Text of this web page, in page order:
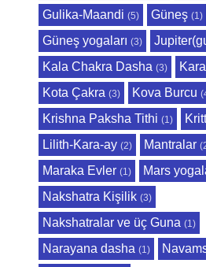
Gulika-Maandi (5) Güneş (1)
Güneş yogaları (3)
Kala Chakra Dasha (3)
Kota Çakra (3) Kova Burcu
Krishna Paksha Tithi (1)
Lilith-Kara-ay (2) Mantralar
Maraka Evler (1) Mars
Nakshatra Kişilik (3)
Nakshatralar ve üç Guna (1)
Narayana dasha (1)